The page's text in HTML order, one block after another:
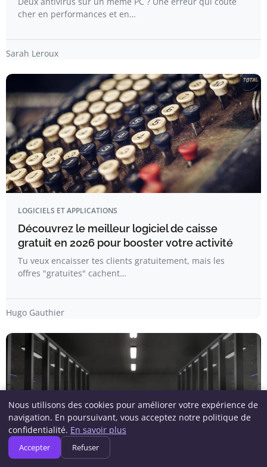
cher en performances et en…
Sarah Leroux
LOGICIELS ET APPLICATIONS
Découvrez le meilleur logiciel de caisse
gratuit en 2026 pour booster votre activité
Tu veux encaisser tes clients gratuitement, mais les
offres "gratuites" cachent…
Hugo Gauthier
Nous utilisons des cookies pour améliorer votre expérience de
navigation. En poursuivant, vous acceptez notre politique de
confidentialité. En savoir plus
Accepter Refuser